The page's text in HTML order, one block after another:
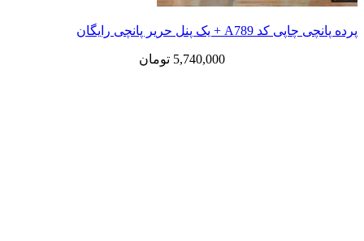
پرده پانچی چاپی کد A789 + یک پنل حریر پانچی رایگان
5,740,000 تومان